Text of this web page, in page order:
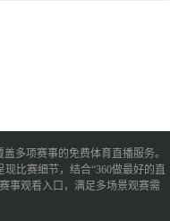
多项赛事的免费体育直播服务。
比赛细节，结合“360做最好的直
事观看入口，满足多场景观赛需